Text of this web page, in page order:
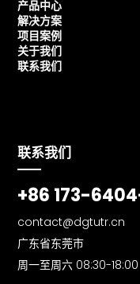
产品中心
解决方案
项目案例
关于我们
联系我们
联系我们
+86 173-
contact@dgtutr.cn
广东省东莞市
周一至周六 08:30-18:00